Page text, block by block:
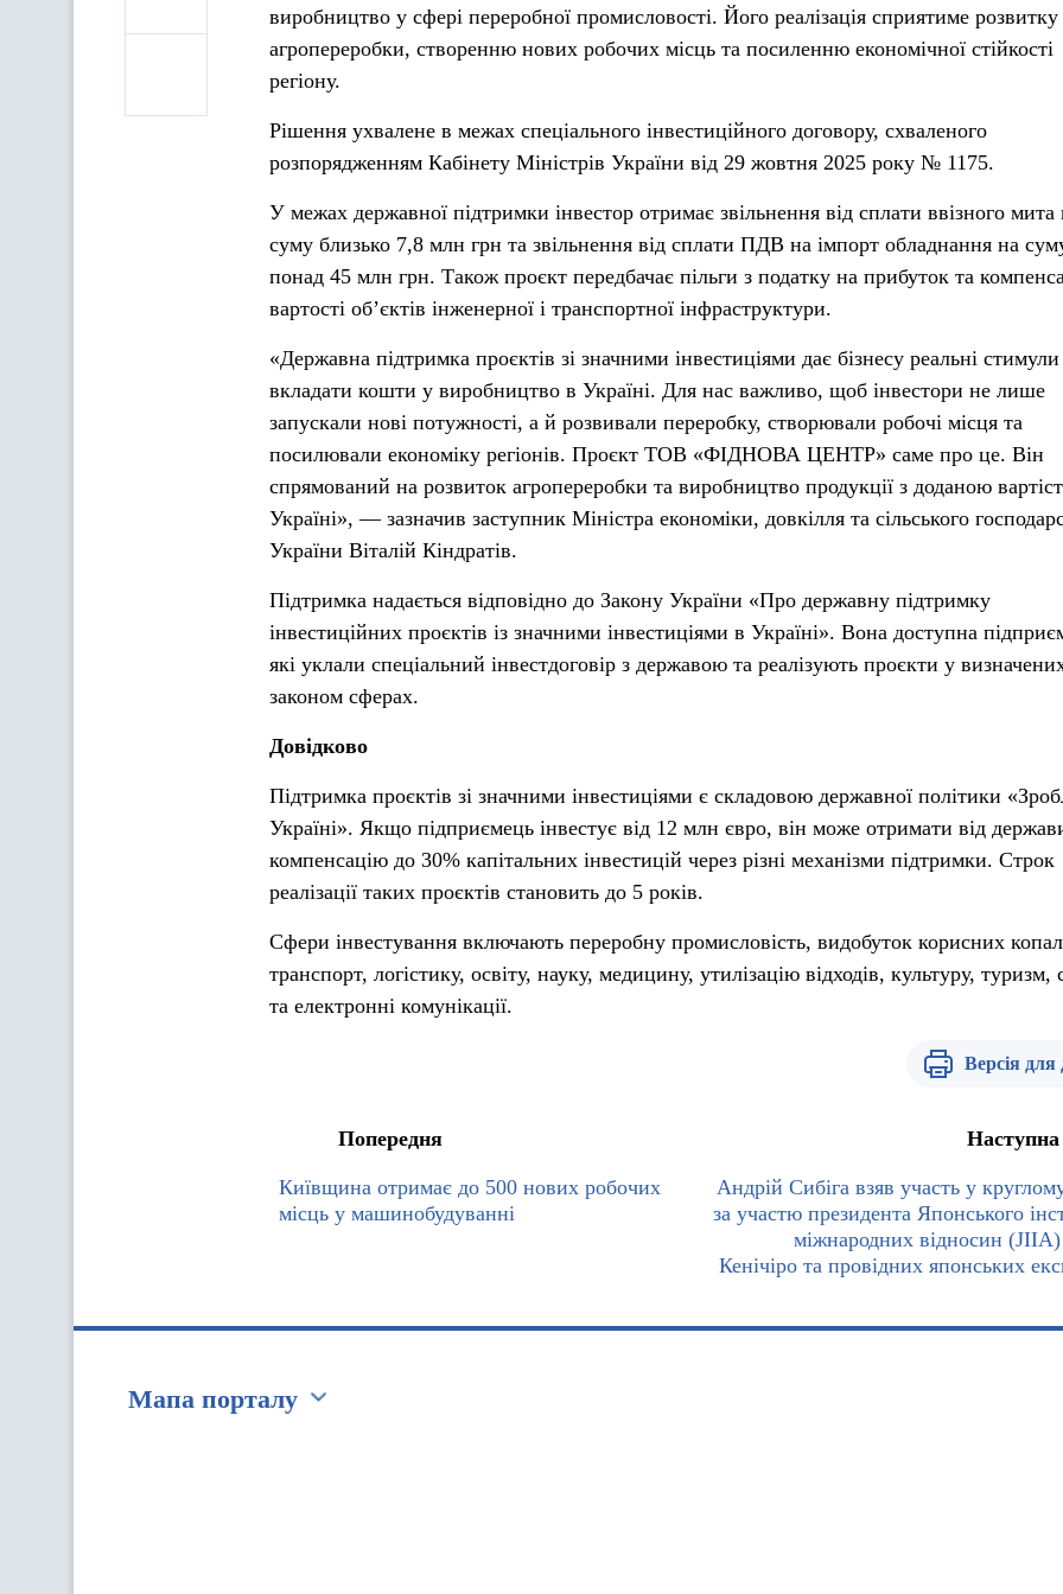
виробництво у сфері переробної промисловості. Його реалізація сприятиме розвитку
агропереробки, створенню нових робочих місць та посиленню економічної стійкості
регіону.
Рішення ухвалене в межах спеціального інвестиційного договору, схваленого
розпорядженням Кабінету Міністрів України від 29 жовтня 2025 року № 1175.
У межах державної підтримки інвестор отримає звільнення від сплати ввізного мита
суму близько 7,8 млн грн та звільнення від сплати ПДВ на імпорт обладнання на
понад 45 млн грн. Також проєкт передбачає пільги з податку на прибуток та
вартості об’єктів інженерної і транспортної інфраструктури.
«Державна підтримка проєктів зі значними інвестиціями дає бізнесу реальні стимули
вкладати кошти у виробництво в Україні. Для нас важливо, щоб інвестори не лише
запускали нові потужності, а й розвивали переробку, створювали робочі місця та
посилювали економіку регіонів. Проєкт ТОВ «ФІДНОВА ЦЕНТР» саме про це. Він
спрямований на розвиток агропереробки та виробництво продукції з доданою
Україні», — зазначив заступник Міністра економіки, довкілля та сільського
України Віталій Кіндратів.
Підтримка надається відповідно до Закону України «Про державну підтримку
інвестиційних проєктів із значними інвестиціями в Україні». Вона доступна
які уклали спеціальний інвестдоговір з державою та реалізують проєкти у
законом сферах.
Довідково
Підтримка проєктів зі значними інвестиціями є складовою державної політики
Україні». Якщо підприємець інвестує від 12 млн євро, він може отримати від
компенсацію до 30% капітальних інвестицій через різні механізми підтримки. Строк
реалізації таких проєктів становить до 5 років.
Сфери інвестування включають переробну промисловість, видобуток корисних
транспорт, логістику, освіту, науку, медицину, утилізацію відходів, культуру, туризм,
та електронні комунікації.
Версія для
Попередня
Київщина отримає до 500 нових робочих
місць у машинобудуванні
Наступна
Андрій Сибіга взяв участь у
за участю президента Японського
міжнародних відносин
Кенічіро та провідних японських
Мапа порталу